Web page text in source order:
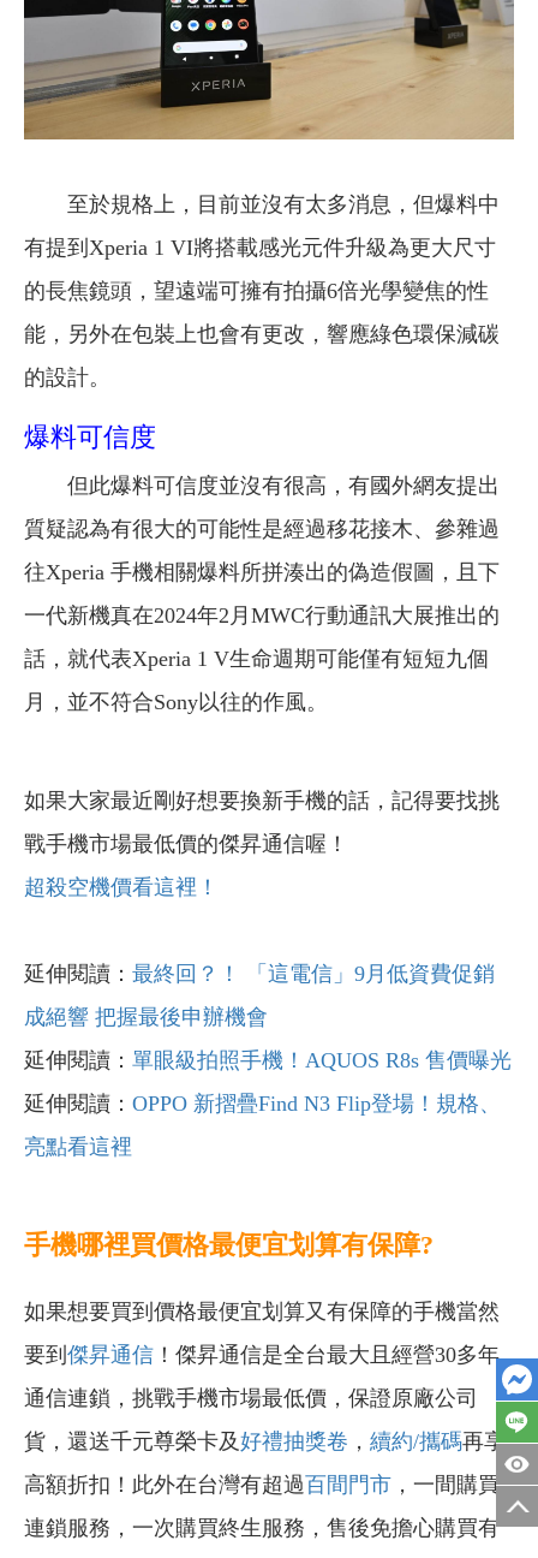
至於規格上，目前並沒有太多消息，但爆料中
有提到Xperia 1 VI將搭載感光元件升級為更大尺寸
的長焦鏡頭，望遠端可擁有拍攝6倍光學變焦的性
能，另外在包裝上也會有更改，響應綠色環保減碳
的設計。
爆料可信度
但此爆料可信度並沒有很高，有國外網友提出
質疑認為有很大的可能性是經過移花接木、參雜過
往Xperia 手機相關爆料所拼湊出的偽造假圖，且下
一代新機真在2024年2月MWC行動通訊大展推出的
話，就代表Xperia 1 V生命週期可能僅有短短九個
月，並不符合Sony以往的作風。
如果大家最近剛好想要換新手機的話，記得要找挑
戰手機市場最低價的傑昇通信喔！
超殺空機價看這裡！
延伸閱讀： 最終回？！ 「這電信」9月低資費促銷
成絕響 把握最後申辦機會
延伸閱讀： 單眼級拍照手機！AQUOS R8s 售價曝光
延伸閱讀： OPPO 新摺疊Find N3 Flip登場！規格、
亮點看這裡
手機哪裡買價格最便宜划算有保障?
如果想要買到價格最便宜划算又有保障的手機當然
要到 傑昇通信 ！傑昇通信是全台最大且經營30多年
通信連鎖，挑戰手機市場最低價，保證原廠公司
貨，還送千元尊榮卡及好禮抽獎卷 ， 續約/攜碼再享
高額折扣！此外在台灣有超過百間門市 ，一間購買
連鎖服務，一次購買終生服務，售後免擔心購買有